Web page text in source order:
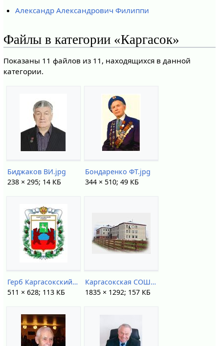
Александр Александрович Филиппи
Файлы в категории «Каргасок»
Показаны 11 файлов из 11, находящихся в данной
категории.
Биджаков ВИ.jpg
238 × 295; 14 КБ
Бондаренко ФТ.jpg
344 × 510; 49 КБ
Герб Каргасокский.jpg
511 × 628; 113 КБ
Каргасокская СОШ 2.jpg
1835 × 1292; 157 КБ